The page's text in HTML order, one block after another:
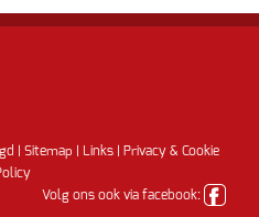
| Sitemap Links|
Privacy & Cookie
Volg ons ook via facebook: